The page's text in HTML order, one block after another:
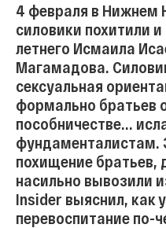
4 февраля в Нижнем
силовики похитили
летнего Исмаила
Магамадова.
сексуальная
формально братьев
пособничестве...
фундаменталистам.
похищение братьев,
насильно вывозили
Insider выяснил, как
перевоспитание по-